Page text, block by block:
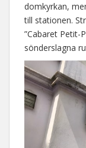
domkyrkan,
till stationen.
”Cabaret Petit-
sönderslagna